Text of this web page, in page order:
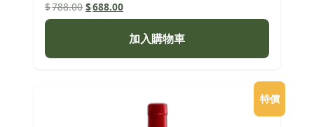
$788.00 原
始
$788.00。
$688.00目
前
價
格：
$688.00。
加入購物車
特價